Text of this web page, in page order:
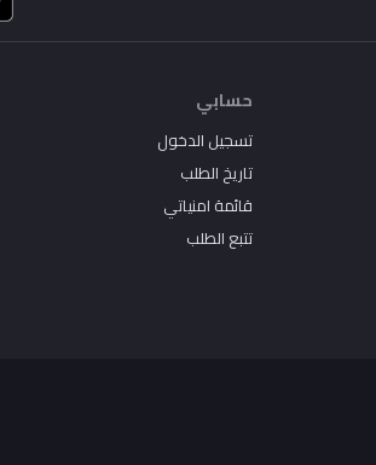
حسابي
تسجيل الدخول
تاريخ الطلب
قائمة امنياتي
تتبع الطلب